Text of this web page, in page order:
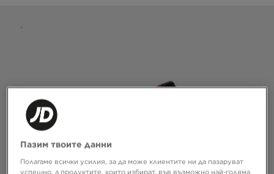
Пазим твоите данни
Полагаме всички усилия, за да може клиентите ни да пазаруват
успешно, а продуктите, които избират, във възможно най-голяма